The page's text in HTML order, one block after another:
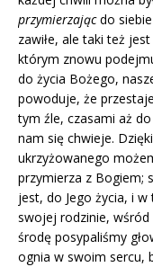
przymierzającdo
zawiłe, ale taki też
którym znowu
do życia Bożego,
powoduje, że
tym źle, czasami aż
nam się chwieje.
ukrzyżowanego
przymierza z Bogiem;
jest, do Jego życia, i
swojej rodzinie, wśród
środę posypaliśmy
ognia w swoim sercu,